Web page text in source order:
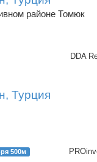
районе Томюк
DDA
Турция
500м